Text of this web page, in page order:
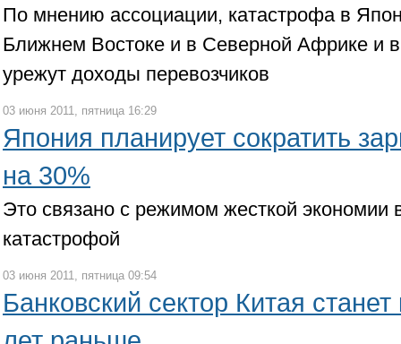
По мнению ассоциации, катастрофа в
Ближнем Востоке и в Северной Африке и
урежут доходы перевозчиков
03 июня 2011, пятница 16:29
Япония планирует сократить
на 30%
Это связано с режимом жесткой экономии
катастрофой
03 июня 2011, пятница 09:54
Банковский сектор Китая